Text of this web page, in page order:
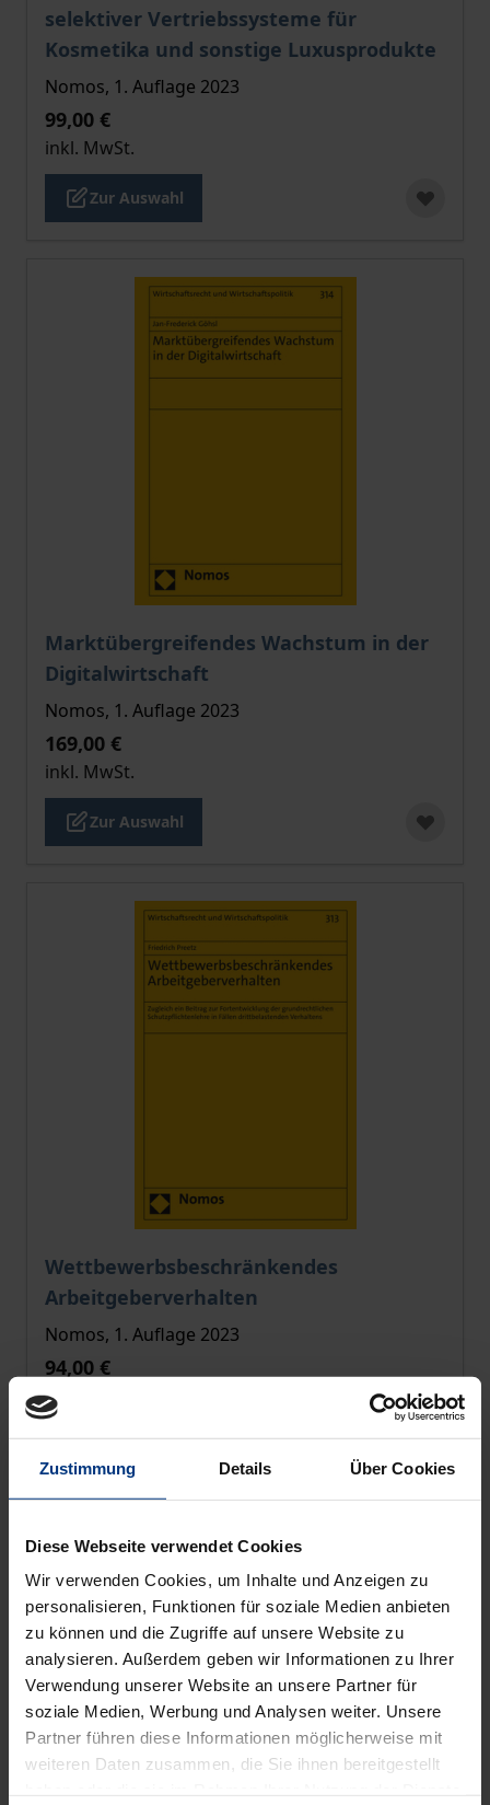
Zustimmung Details Über Cookies
Diese Webseite verwendet Cookies
Wir verwenden Cookies, um Inhalte und Anzeigen zu
personalisieren, Funktionen für soziale Medien anbieten
zu können und die Zugriffe auf unsere Website zu
analysieren. Außerdem geben wir Informationen zu Ihrer
Verwendung unserer Website an unsere Partner für
soziale Medien, Werbung und Analysen weiter. Unsere
Partner führen diese Informationen möglicherweise mit
weiteren Daten zusammen, die Sie ihnen bereitgestellt
selektiver Vertriebssysteme für
Kosmetika und sonstige Luxusprodukte
Nomos, 1. Auflage 2023
99,00 €
inkl. MwSt.
Zur Auswahl
Marktübergreifendes Wachstum in der
Digitalwirtschaft
Der Preis dieses Titels richtet sich nach der
Nomos, 1. Auflage 2023
169,00 €
inkl. MwSt.
Zur Auswahl
Wettbewerbsbeschränkendes
Arbeitgeberverhalten
Der Preis dieses Titels richtet sich nach der
Nomos, 1. Auflage 2023
94,00 €
inkl. MwSt.
Zur Auswahl